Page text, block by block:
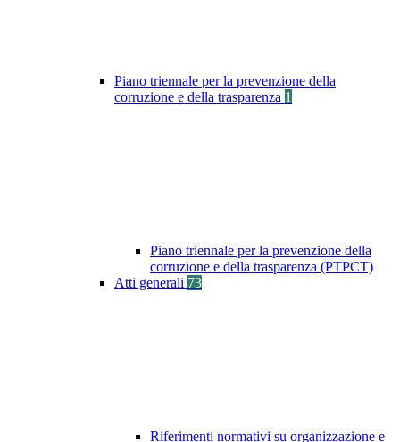
Piano triennale per la prevenzione della
corruzione e della trasparenza 1
Piano triennale per la prevenzione della
corruzione e della trasparenza (PTPCT)
Atti generali 73
Riferimenti normativi su organizzazione e